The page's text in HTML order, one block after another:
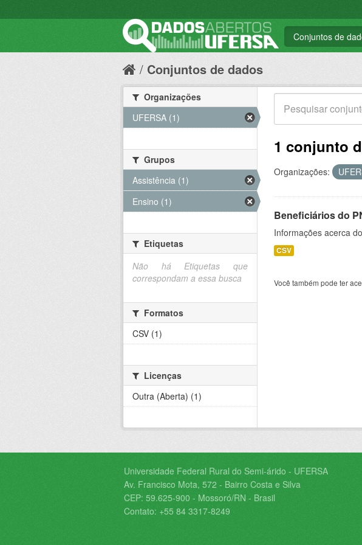
Conjuntos de
Conjuntos de dados
1 conjunto
Organizações:
Beneficiários do
Informações acerca
CSV
Você também pode ter
Organizações
UFERSA (1)
Grupos
Assistência (1)
Ensino (1)
Etiquetas
Não há Etiquetas que
correspondam a essa busca
Formatos
CSV (1)
Licenças
Outra (Aberta) (1)
Universidade Federal Rural do Semi-árido - UFERSA
Av. Francisco Mota, 572 - Bairro Costa e Silva
CEP: 59.625-900 - Mossoró/RN - Brasil
Contato: +55 84 3317-8249